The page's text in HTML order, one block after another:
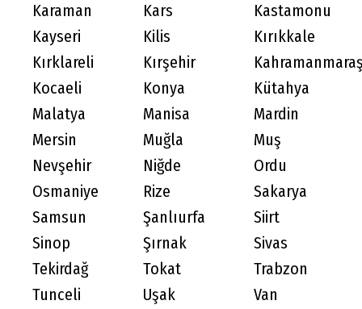
Karaman
Kars
Kastamonu
Kayseri
Kilis
Kırıkkale
Kırklareli
Kırşehir
Kocaeli
Konya
Kütahya
Malatya
Manisa
Mardin
Mersin
Muğla
Muş
Nevşehir
Niğde
Ordu
Osmaniye
Rize
Sakarya
Samsun
Şanlıurfa
Siirt
Sinop
Şırnak
Sivas
Tekirdağ
Tokat
Trabzon
Tunceli
Uşak
Van